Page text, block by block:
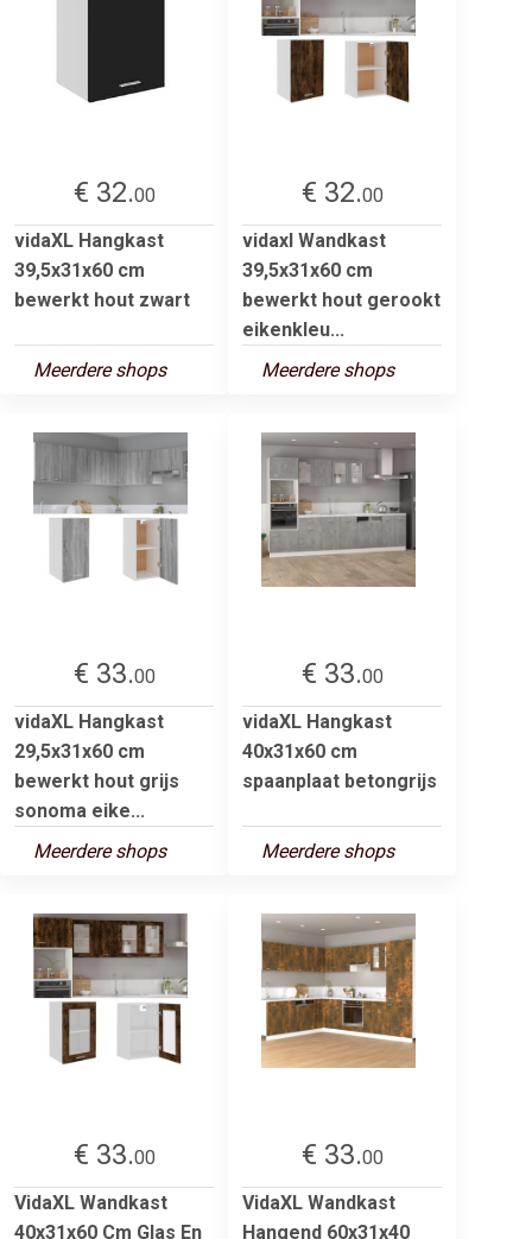
€ 32.00
vidaXL Hangkast
39,5x31x60 cm
bewerkt hout zwart
Meerdere shops
€ 32.00
vidaxl Wandkast
39,5x31x60 cm
bewerkt hout gerookt
eikenkleu...
Meerdere shops
€ 33.00
vidaXL Hangkast
29,5x31x60 cm
bewerkt hout grijs
sonoma eike...
Meerdere shops
€ 33.00
vidaXL Hangkast
40x31x60 cm
spaanplaat betongrijs
Meerdere shops
€ 33.00
VidaXL Wandkast
40x31x60 Cm Glas En
€ 33.00
VidaXL Wandkast
Hangend 60x31x40